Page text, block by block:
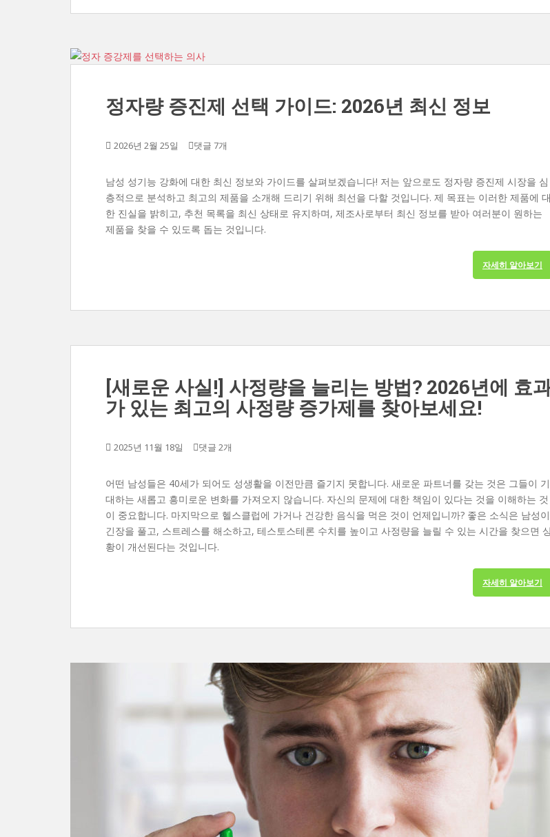
정자량 증진제 선택 가이드: 2026년 최신 정보
2026년 2월 25일 댓글 7개
남성 성기능 강화에 대한 최신 정보와 가이드를 살펴보겠습니다! 저는 앞으로도 정자량 증진제 시장을 심
층적으로 분석하고 최고의 제품을 소개해 드리기 위해 최선을 다할 것입니다. 제 목표는 이러한 제품에 대
한 진실을 밝히고, 추천 목록을 최신 상태로 유지하며, 제조사로부터 최신 정보를 받아 여러분이 원하는
제품을 찾을 수 있도록 돕는 것입니다.
자세히 알아보기
[새로운 사실!] 사정량을 늘리는 방법? 2026년에 효
가 있는 최고의 사정량 증가제를 찾아보세요!
2025년 11월 18일 댓글 2개
어떤 남성들은 40세가 되어도 성생활을 이전만큼 즐기지 못합니다. 새로운 파트너를 갖는 것은 그들이 기
대하는 새롭고 흥미로운 변화를 가져오지 않습니다. 자신의 문제에 대한 책임이 있다는 것을 이해하는 것
이 중요합니다. 마지막으로 헬스클럽에 가거나 건강한 음식을 먹은 것이 언제입니까? 좋은 소식은 남성이
긴장을 풀고, 스트레스를 해소하고, 테스토스테론 수치를 높이고 사정량을 늘릴 수 있는 시간을 찾으면
황이 개선된다는 것입니다.
자세히 알아보기